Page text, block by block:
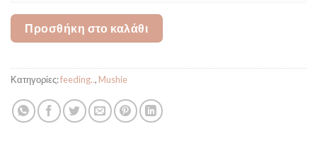
Προσθήκη στο καλάθι
Κατηγορίες:feeding.., Mushie